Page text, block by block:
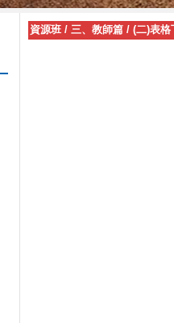
資源班 / 三、教師篇 / (二)表格